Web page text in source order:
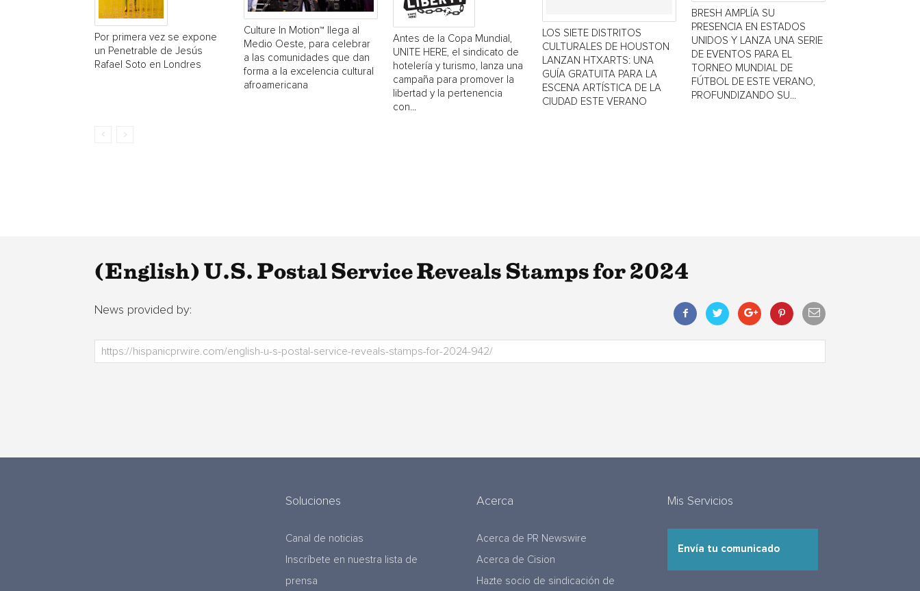
Por primera vez se expone
un Penetrable de Jesús
Rafael Soto en Londres
Culture In Motion™ llega al
Medio Oeste, para celebrar
a las comunidades que dan
forma a la excelencia cultural
afroamericana
Antes de la Copa Mundial,
UNITE HERE, el sindicato de
hotelería y turismo, lanza una
campaña para promover la
libertad y la pertenencia
con...
LOS SIETE DISTRITOS
CULTURALES DE HOUSTON
LANZAN HTXARTS: UNA
GUÍA GRATUITA PARA LA
ESCENA ARTÍSTICA DE LA
CIUDAD ESTE VERANO
BRESH AMPLÍA SU
PRESENCIA EN ESTADOS
UNIDOS Y LANZA UNA SERIE
DE EVENTOS PARA EL
TORNEO MUNDIAL DE
FÚTBOL DE ESTE VERANO,
PROFUNDIZANDO SU...
(English) U.S. Postal Service Reveals Stamps for 2024
News provided by:
Soluciones
Canal de noticias
Inscríbete en nuestra lista de
prensa
Acerca
Acerca de PR Newswire
Acerca de Cision
Hazte socio de sindicación de
Mis Servicios
Envía tu comunicado